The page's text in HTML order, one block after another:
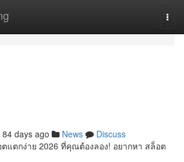
84 days ago News
Discuss
แตกง่าย 2026 ที่คุณต้องลอง! อยากหา สล็อต